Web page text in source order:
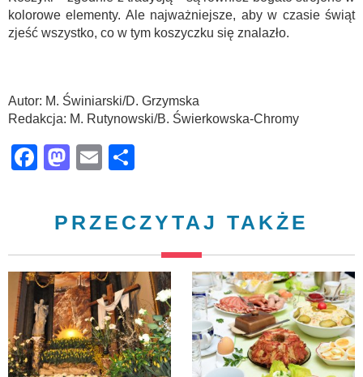
kolorowe elementy. Ale najważniejsze, aby w czasie świąt
zjeść wszystko, co w tym koszyczku się znalazło.
Autor: M. Świniarski/D. Grzymska
Redakcja: M. Rutynowski/B. Świerkowska-Chromy
Facebook
Mastodon
Email
PRZECZYTAJ TAKŻE